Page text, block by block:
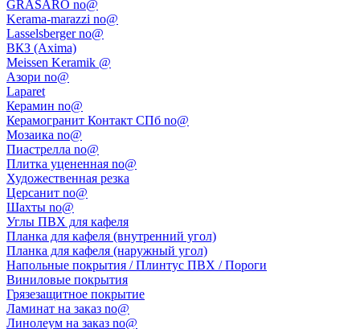
GRASARO no@
Kerama-marazzi no@
Lasselsberger no@
ВКЗ (Axima)
Meissen Keramik @
Азори no@
Laparet
Керамин no@
Керамогранит Контакт СПб no@
Мозаика no@
Пиастрелла no@
Плитка уцененная no@
Художественная резка
Церсанит no@
Шахты no@
Углы ПВХ для кафеля
Планка для кафеля (внутренний угол)
Планка для кафеля (наружный угол)
Напольные покрытия / Плинтус ПВХ / Пороги
Виниловые покрытия
Грязезащитное покрытие
Ламинат на заказ no@
Линолеум на заказ no@